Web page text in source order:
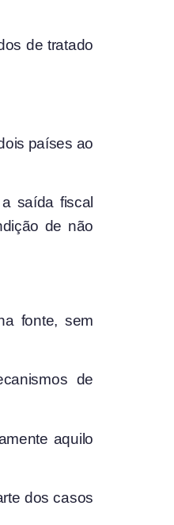
de tratado
países ao
saída fiscal
de não
fonte, sem
de
aquilo
dos casos